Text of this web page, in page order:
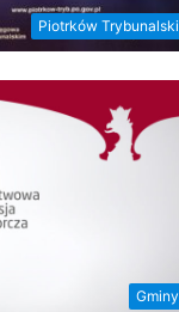
Piotrków Trybunalski
Gminy